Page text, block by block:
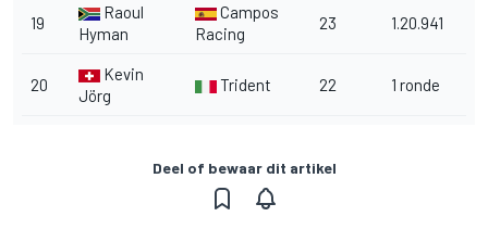
19
Raoul
Hyman
Campos
Racing
23 1.20.941
20
Kevin
Jörg
Trident 22 1 ronde
Deel of bewaar dit artikel